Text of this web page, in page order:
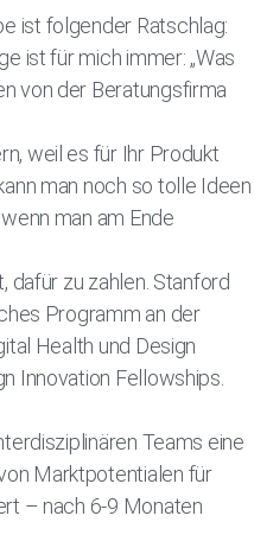
ist folgender Ratschlag:
ist für mich immer: „Was
von der Beratungsfirma
weil es für Ihr Produkt
man noch so tolle Ideen
man am Ende
dafür zu zahlen. Stanford
Programm an der
Health und Design
Innovation Fellowships.
Teams eine
Marktpotentialen für
– nach 6-9 Monaten